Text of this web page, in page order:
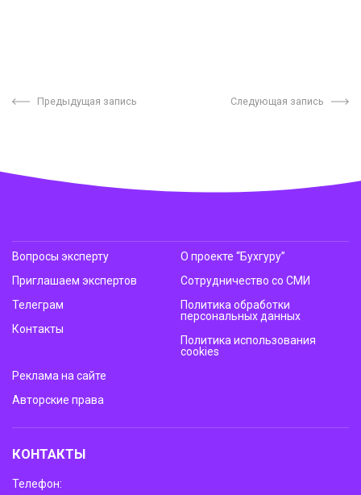
Предыдущая запись Следующая запись
Вопросы эксперту
Приглашаем экспертов
Телеграм
Контакты
О проекте “Бухгуру”
Сотрудничество со СМИ
Политика обработки
персональных данных
Политика использования
cookies
Реклама на сайте
Авторские права
КОНТАКТЫ
Телефон: